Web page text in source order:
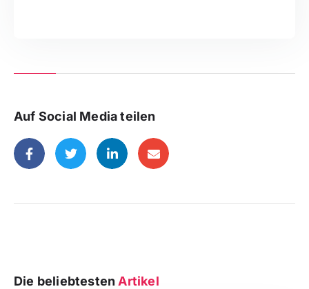
Auf Social Media teilen
Die beliebtesten Artikel